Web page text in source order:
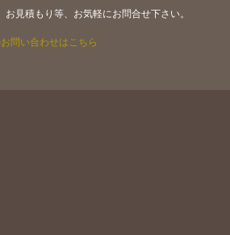
見積もり等、お気軽にお問合せ下さい。
問い合わせはこちら